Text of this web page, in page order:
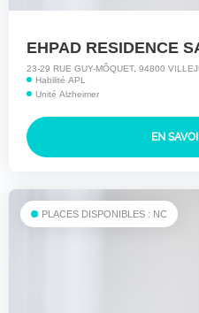
EHPAD RESIDENCE
23-29 RUE GUY-MÔQUET, 94800
Habilité APL
Unité Alzheimer
EN
PLACES DISPONIBLES : NC